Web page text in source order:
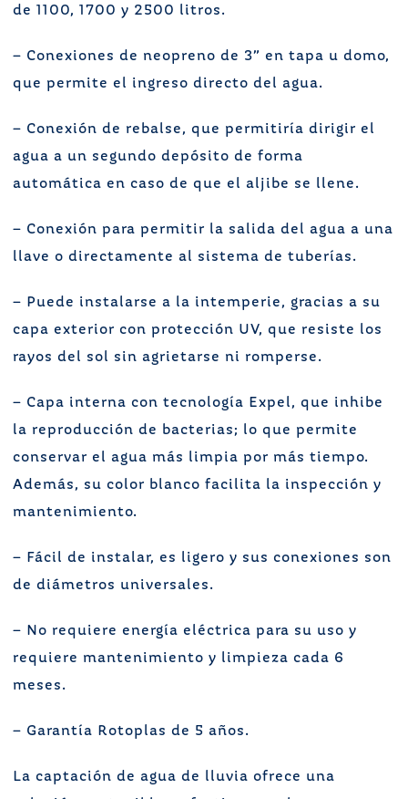
de 1100, 1700 y 2500 litros.
– Conexiones de neopreno de 3” en tapa u domo,
que permite el ingreso directo del agua.
– Conexión de rebalse, que permitiría dirigir el
agua a un segundo depósito de forma
automática en caso de que el aljibe se llene.
– Conexión para permitir la salida del agua a una
llave o directamente al sistema de tuberías.
– Puede instalarse a la intemperie, gracias a su
capa exterior con protección UV, que resiste los
rayos del sol sin agrietarse ni romperse.
– Capa interna con tecnología Expel, que inhibe
la reproducción de bacterias; lo que permite
conservar el agua más limpia por más tiempo.
Además, su color blanco facilita la inspección y
mantenimiento.
– Fácil de instalar, es ligero y sus conexiones son
de diámetros universales.
– No requiere energía eléctrica para su uso y
requiere mantenimiento y limpieza cada 6
meses.
– Garantía Rotoplas de 5 años.
La captación de agua de lluvia ofrece una